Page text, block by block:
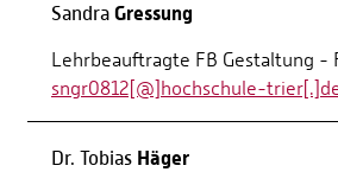
Sandra Gressung
Lehrbeauftragte FB Gestaltung -
sngr0812[@]hochschule-
Dr. Tobias Häger